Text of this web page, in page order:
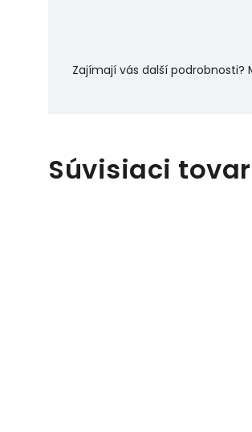
Zajímají vás další podrobnosti?
Súvisiaci tovar